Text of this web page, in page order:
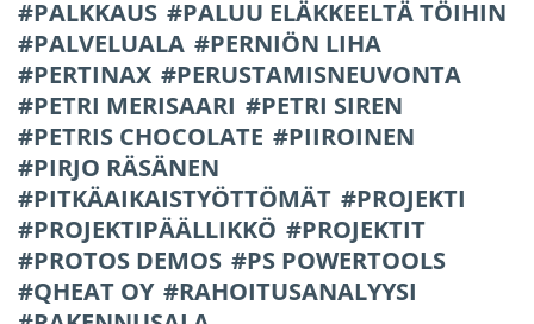
PALKKAUS
PALUU ELÄKKEELTÄ TÖIHIN
PALVELUALA
PERNIÖN LIHA
PERTINAX
PERUSTAMISNEUVONTA
PETRI MERISAARI
PETRI SIREN
PETRIS CHOCOLATE
PIIROINEN
PIRJO RÄSÄNEN
PITKÄAIKAISTYÖTTÖMÄT
PROJEKTI
PROJEKTIPÄÄLLIKKÖ
PROJEKTIT
PROTOS DEMOS
PS POWERTOOLS
QHEAT OY
RAHOITUSANALYYSI